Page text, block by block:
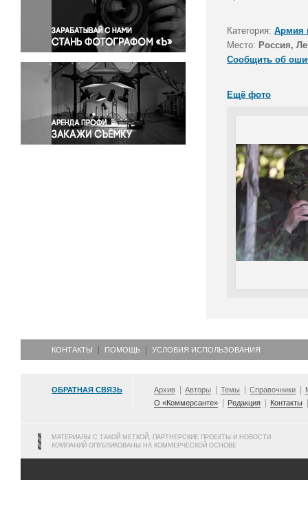
Правосудие
Происшествия и конфликты
Религия
Светская жизнь
Спорт
Экология
Экономика и бизнес
Категория: Армия
Место: Россия,
Сообщить об
Ещё фото
КОНТАКТЫ ПОМОЩЬ УСЛОВИЯ ИСПОЛЬЗОВАНИЯ
ОБРАТНАЯ СВЯЗЬ Архив Авторы Темы Справочники
О «Коммерсанте»
Редакция Контакты
МАТЕРИАЛЫ С ТАКОЙ МЕТКОЙ, ПАРТНЕРСКИЕ ПРОЕКТЫ И НОВОСТИ
КОМПАНИЙ ОПУБЛИКОВАНЫ НА КОММЕРЧЕСКОЙ ОСНОВЕ